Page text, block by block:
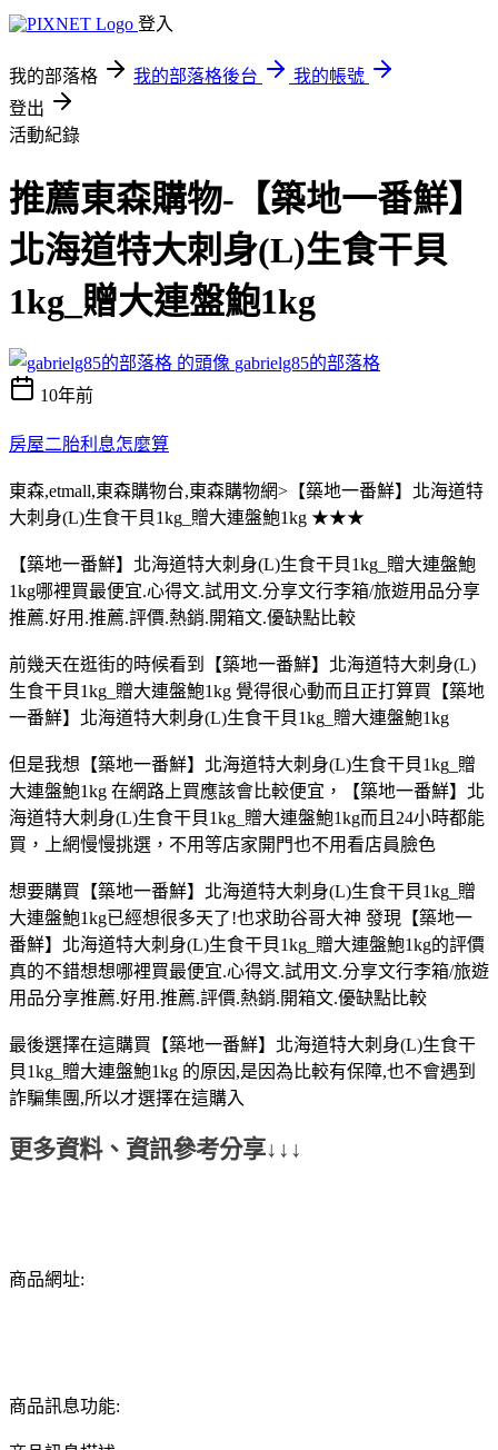
登入
我的部落格 我的部落格後台
我的帳號
登出
活動紀錄
推薦東森購物-【築地一番鮮】
北海道特大刺身(L)生食干貝
1kg_贈大連盤鮑1kg
gabrielg85的部落格
10年前
房屋二胎利息怎麼算
東森,etmall,東森購物台,東森購物網>【築地一番鮮】北海道特
大刺身(L)生食干貝1kg_贈大連盤鮑1kg ★★★
【築地一番鮮】北海道特大刺身(L)生食干貝1kg_贈大連盤鮑
1kg哪裡買最便宜.心得文.試用文.分享文行李箱/旅遊用品分享
推薦.好用.推薦.評價.熱銷.開箱文.優缺點比較
前幾天在逛街的時候看到【築地一番鮮】北海道特大刺身(L)
生食干貝1kg_贈大連盤鮑1kg 覺得很心動而且正打算買【築地
一番鮮】北海道特大刺身(L)生食干貝1kg_贈大連盤鮑1kg
但是我想【築地一番鮮】北海道特大刺身(L)生食干貝1kg_贈
大連盤鮑1kg 在網路上買應該會比較便宜，【築地一番鮮】北
海道特大刺身(L)生食干貝1kg_贈大連盤鮑1kg而且24小時都能
買，上網慢慢挑選，不用等店家開門也不用看店員臉色
想要購買【築地一番鮮】北海道特大刺身(L)生食干貝1kg_贈
大連盤鮑1kg已經想很多天了!也求助谷哥大神 發現【築地一
番鮮】北海道特大刺身(L)生食干貝1kg_贈大連盤鮑1kg的評價
真的不錯想想哪裡買最便宜.心得文.試用文.分享文行李箱/旅遊
用品分享推薦.好用.推薦.評價.熱銷.開箱文.優缺點比較
最後選擇在這購買【築地一番鮮】北海道特大刺身(L)生食干
貝1kg_贈大連盤鮑1kg 的原因,是因為比較有保障,也不會遇到
詐騙集團,所以才選擇在這購入
更多資料、資訊參考分享↓↓↓
商品網址:
商品訊息功能: